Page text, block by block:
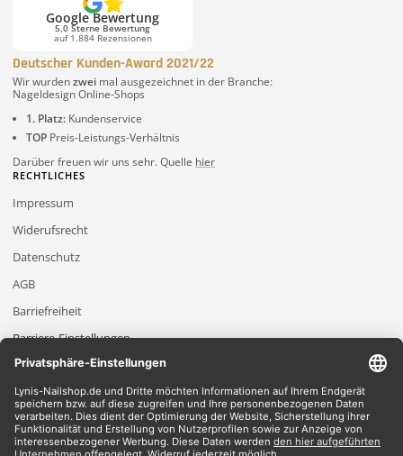
Google Bewertung
5,0 Sterne Bewertung
auf 1.884 Rezensionen
Deutscher Kunden-Award 2021/22
Wir wurdenzwei mal ausgezeichnet in der Branche:
Nageldesign Online-Shops
1. Platz: Kundenservice
TOP Preis-Leistungs-Verhältnis
Darüber freuen wir uns sehr. Quelle hier
RECHTLICHES
Impressum
Widerufsrecht
Datenschutz
AGB
Barriefreiheit
Barriere-Einstellungen
2026 Lynis-Nailshop.de | Alle Rechte vorbehalten | Dein Nailshop für Nageldesign
Produkte
*Gilt für Lieferungen innerhalb Deutschlands, Lieferzeiten für andere Länder
entnehmen Sie bitte der Schaltfläche mit den Versandinformationen.
*Alle Preise verstehen sich inklusive Mehrwertsteuer und zzgl. Versandkosten